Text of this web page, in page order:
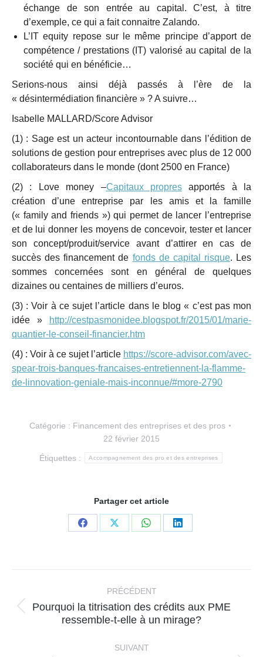
échange de son entrée au capital. C’est, à titre
d’exemple, ce qui a fait connaitre Zalando.
L’IT equity repose sur le même principe d’apport de
compétence / prestations (IT) valorisé au capital de la
société qui en bénéficie…
Serions-nous ainsi déjà passés à l’ère de la
« désintermédiation financière » ? A suivre…
Isabelle MALLARD/Score Advisor
(1) : Sage est un acteur incontournable dans l’édition de
solutions de gestion pour entreprises avec plus de 12 000
collaborateurs dans le monde (dont 2500 en France)
(2) : Love money –Capitaux propresapportés à la
création d’une entreprise par les amis et la famille
(« family and friends ») qui permet de lancer l’entreprise
et de lui donner les moyens de concevoir, tester et lancer
son concept/produit/service avant d’attirer en cas de
succès des financement de fonds de capital risque. Les
sommes concernées sont en général de quelques
dizaines ou centaines de milliers d’euros.
(3) : Voir à ce sujet l’article dans le blog « c’est pas mon
idée »
http://cestpasmonidee.blogspot.fr/2015/01/marie-
quantier-le-conseil-financier.htm
(4) : Voir à ce sujet l’article https://score-advisor.com/avec-
spear-trois-banques-francaises-entretiennent-la-flamme-
de-linnovation-geniale-mais-inconnue/#more-2790
Catégorie : Financement des entreprises et des pros
22 février 2015
Étiquettes : Accompagnement des pro et des entreprises
Partager cet article
PartagerPartagerPartagerPartager
PRÉCÉDENT
Article
précédent
Pourquoi la titrisation des crédits aux PME
ressemble-t-elle à un mirage?
SUIVANT